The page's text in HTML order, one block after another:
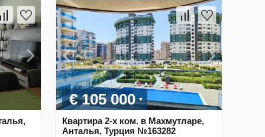
€ 105 000
Квартира 2-х ком. в Махмутларе,
Анталья, Турция №163282